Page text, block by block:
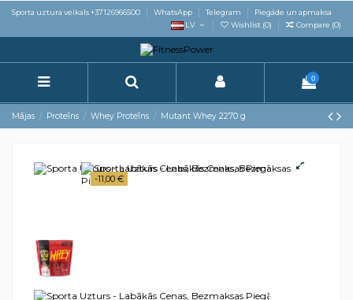
Sporta uztura veikals +37126966500 WhatsApp Telegram
Piegāde un apmaksa
LV
Wishlist (0) Compare (0)
0
Mājas Proteīns Whey Proteīns Mutant Whey 2270 g
-11,00 €